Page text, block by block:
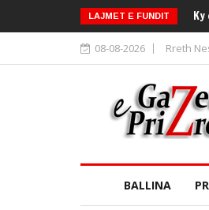
LAJMET E FUNDIT
08-08-2026 Rreth
BALLINA